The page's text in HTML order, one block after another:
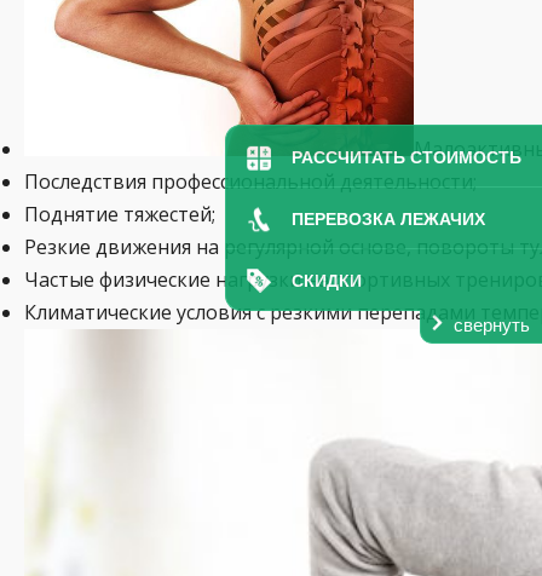
РАССЧИТАТЬ СТОИМОСТЬ
ПЕРЕВОЗКА ЛЕЖАЧИХ
СКИДКИ
свернуть
Последствия профессиональной деятельности;
Поднятие тяжестей;
Резкие движения на регулярной основе, повороты
Частые физические нагрузки на спортивных
Климатические условия с резкими перепадами